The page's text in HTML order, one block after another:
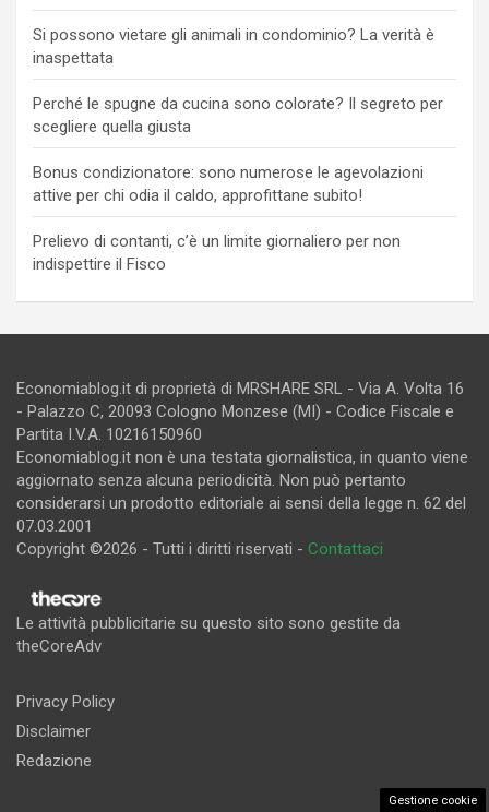
Si possono vietare gli animali in condominio? La verità è
inaspettata
Perché le spugne da cucina sono colorate? Il segreto per
scegliere quella giusta
Bonus condizionatore: sono numerose le agevolazioni
attive per chi odia il caldo, approfittane subito!
Prelievo di contanti, c’è un limite giornaliero per non
indispettire il Fisco
Economiablog.it di proprietà di MRSHARE SRL - Via A. Volta 16
- Palazzo C, 20093 Cologno Monzese (MI) - Codice Fiscale e
Partita I.V.A. 10216150960
Economiablog.it non è una testata giornalistica, in quanto viene
aggiornato senza alcuna periodicità. Non può pertanto
considerarsi un prodotto editoriale ai sensi della legge n. 62 del
07.03.2001
Copyright ©2026 - Tutti i diritti riservati - Contattaci
Le attività pubblicitarie su questo sito sono gestite da
theCoreAdv
Privacy Policy
Disclaimer
Redazione
Gestione cookie